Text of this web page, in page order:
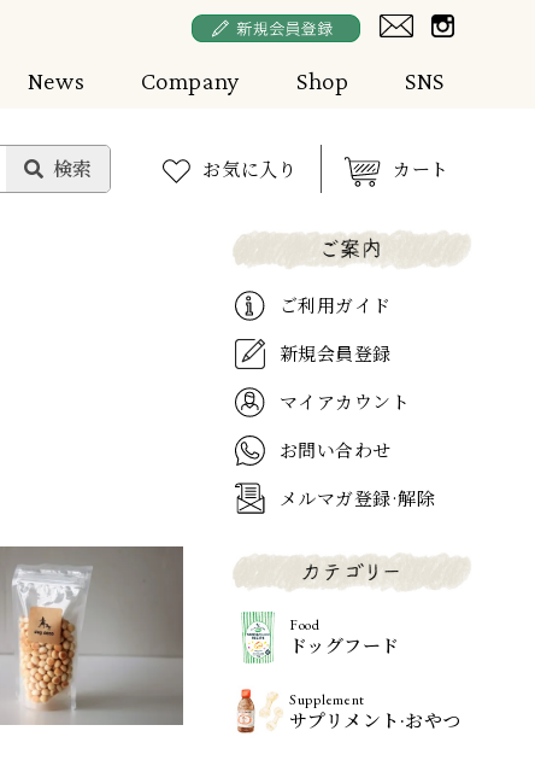
News Company Shop SNS
お気に入り カート
ご利用ガイド
新規会員登録
マイアカウント
お問い合わせ
メルマガ登録·解除
Food
ドッグフード
Supplement
サプリメント·おやつ